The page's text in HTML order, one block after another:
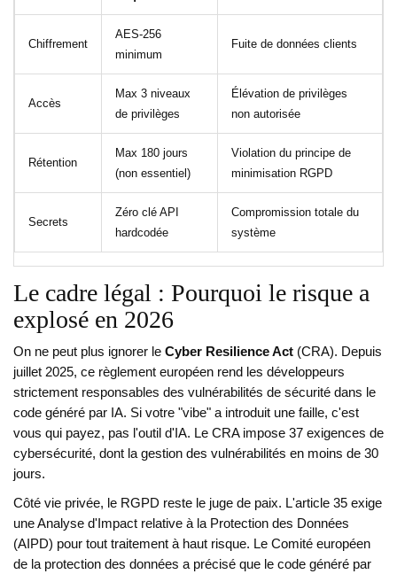
Chiffrement
AES-256
minimum
Fuite de données clients
Accès
Max 3 niveaux
de privilèges
Élévation de privilèges
non autorisée
Rétention
Max 180 jours
(non essentiel)
Violation du principe de
minimisation RGPD
Secrets
Zéro clé API
hardcodée
Compromission totale du
système
Le cadre légal : Pourquoi le risque a
explosé en 2026
On ne peut plus ignorer le Cyber Resilience Act (CRA). Depuis
juillet 2025, ce règlement européen rend les développeurs
strictement responsables des vulnérabilités de sécurité dans le
code généré par IA. Si votre "vibe" a introduit une faille, c'est
vous qui payez, pas l'outil d'IA. Le CRA impose 37 exigences de
cybersécurité, dont la gestion des vulnérabilités en moins de 30
jours.
Côté vie privée, le RGPD reste le juge de paix. L'article 35 exige
une Analyse d'Impact relative à la Protection des Données
(AIPD) pour tout traitement à haut risque. Le Comité européen
de la protection des données a précisé que le code généré par